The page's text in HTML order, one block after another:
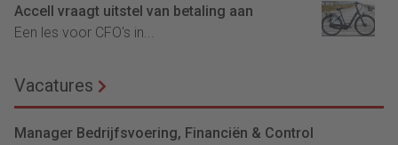
Accell vraagt uitstel van betaling aan
Een les voor CFO's in...
Vacatures
Manager Bedrijfsvoering, Financiën & Control